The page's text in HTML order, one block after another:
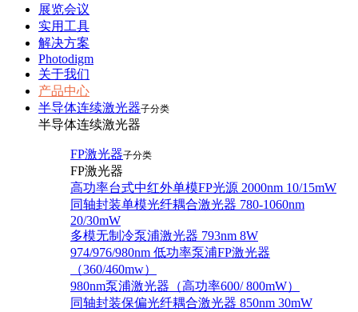
展览会议
实用工具
解决方案
Photodigm
关于我们
产品中心
半导体连续激光器子分类
半导体连续激光器
FP激光器子分类
FP激光器
高功率台式中红外单模FP光源 2000nm 10/15mW
同轴封装单模光纤耦合激光器 780-1060nm
20/30mW
多模无制冷泵浦激光器 793nm 8W
974/976/980nm 低功率泵浦FP激光器
（360/460mw）
980nm泵浦激光器（高功率600/ 800mW）
同轴封装保偏光纤耦合激光器 850nm 30mW